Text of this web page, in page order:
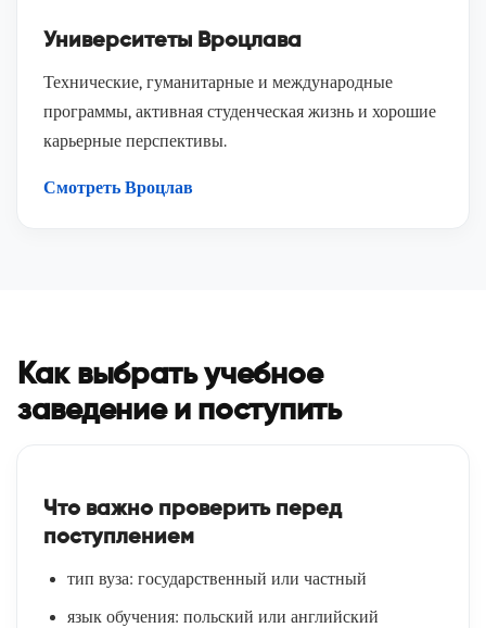
Университеты Вроцлава
Технические, гуманитарные и международные
программы, активная студенческая жизнь и хорошие
карьерные перспективы.
Смотреть Вроцлав
Как выбрать учебное
заведение и поступить
Что важно проверить перед
поступлением
тип вуза: государственный или частный
язык обучения: польский или английский